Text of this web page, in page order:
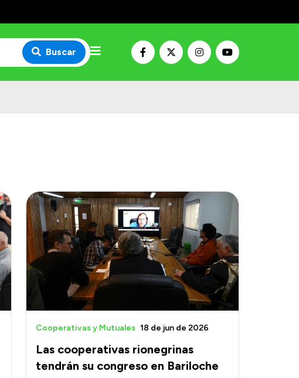
Buscar
Las cooperativas rionegrinas
tendrán su congreso en Bariloche
Cooperativas y Mutuales 18 de jun de 2026